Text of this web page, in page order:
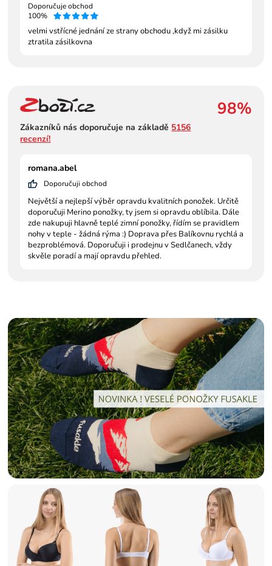
Doporučuje obchod
100%
velmi vstřícné jednání ze strany obchodu ,když mi zásilku
ztratila zásilkovna
98%
Zákazníků nás doporučuje na základě 5156
recenzí!
romana.abel
Doporučuji obchod
Největší a nejlepší výběr opravdu kvalitních ponožek. Určitě
doporučuji Merino ponožky, ty jsem si opravdu oblíbila. Dále
zde nakupuji hlavně teplé zimní ponožky, řídím se pravidlem
nohy v teple - žádná rýma :) Doprava přes Balíkovnu rychlá a
bezproblémová. Doporučuji i prodejnu v Sedlčanech, vždy
skvěle poradí a mají opravdu přehled.